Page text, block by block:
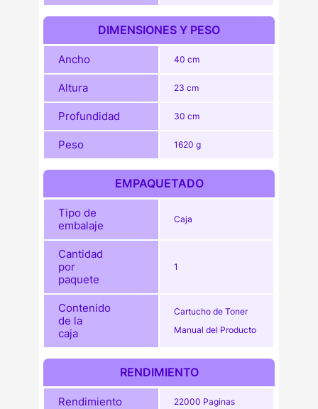
DIMENSIONES Y PESO
Ancho 40 cm
Altura 23 cm
Profundidad 30 cm
Peso 1620 g
EMPAQUETADO
Tipo de
embalaje
Caja
Cantidad
por
paquete
1
Contenido
de la
caja
Cartucho de Toner
Manual del Producto
RENDIMIENTO
Rendimiento 22000 Paginas